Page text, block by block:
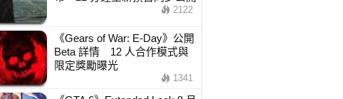
2122
《Gears of War: E-Day》公開
Beta 詳情 12 人合作模式與
限定獎勵曝光
1341